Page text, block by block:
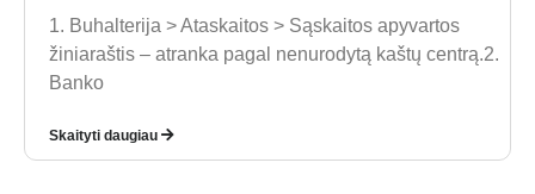
1. Buhalterija > Ataskaitos > Sąskaitos apyvartos
žiniaraštis – atranka pagal nenurodytą kaštų centrą.2.
Banko
Skaityti daugiau